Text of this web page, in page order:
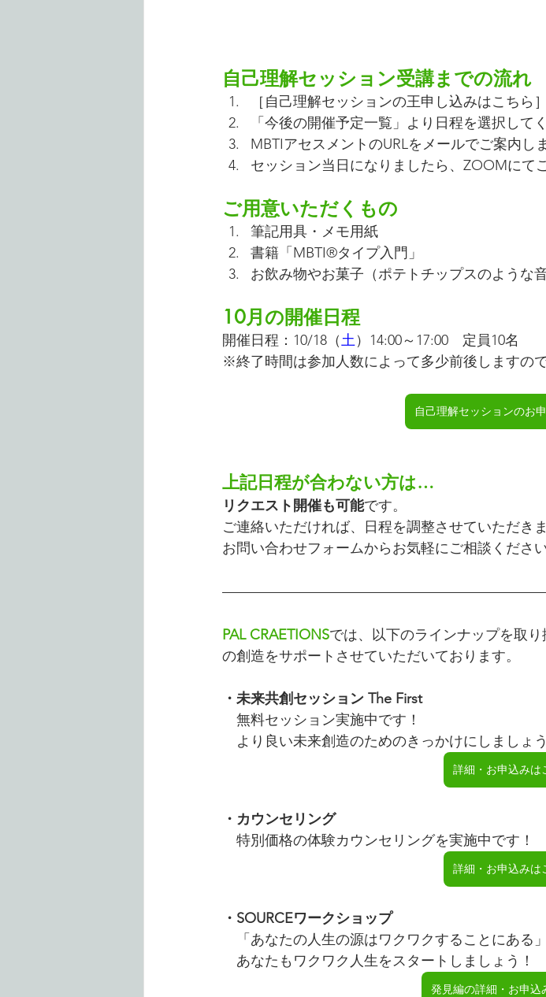
自己理解セッション受講までの流れ
［自己理解セッションの王申し込みはこちら
「今後の開催予定一覧」より日程を選択して
MBTIアセスメントのURLをメールでご案内し
セッション当日になりましたら、ZOOMにて
ご用意いただくもの
筆記用具・メモ用紙
書籍「MBTI®タイプ入門」
お飲み物やお菓子（ポテトチップスのような
10月の開催日程
開催日程：10/18（土）14:00～17:00　定員10名
※終了時間は参加人数によって多少前後しますの
自己理解セッションのお
上記日程が合わない方は…
リクエスト開催も可能です。
ご連絡いただければ、日程を調整させていただきま
お問い合わせフォームからお気軽にご相談ください
PAL CRAETIONSでは、以下のラインナップを取
の創造をサポートさせていただいております。
・未来共創セッション The First
無料セッション実施中です！
よ り良い未来創造のためのきっかけにしましょう
詳細・お申込みは
・カウンセリング
特別価格の体験カウンセリングを実施中です！
詳細・お申込みは
・SOURCEワークショップ
「あなたの人生の源はワクワクすることにある」
あなたもワクワク人生をスタートしましょう！
発見編の詳細・お申込